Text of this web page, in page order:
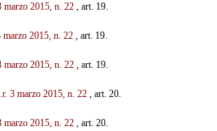
marzo 2015, n. 22, art. 19.
marzo 2015, n. 22, art. 19.
marzo 2015, n. 22, art. 19.
3 marzo 2015, n. 22, art. 20.
marzo 2015, n. 22, art. 20.